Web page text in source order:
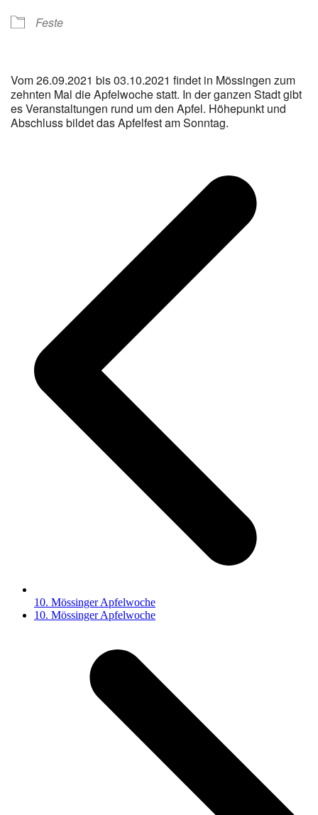
Feste
Vom 26.09.2021 bis 03.10.2021 findet in Mössingen zum
zehnten Mal die Apfelwoche statt. In der ganzen Stadt gibt
es Veranstaltungen rund um den Apfel. Höhepunkt und
Abschluss bildet das Apfelfest am Sonntag.
10. Mössinger Apfelwoche
Nächster
10. Mössinger Apfelwoche